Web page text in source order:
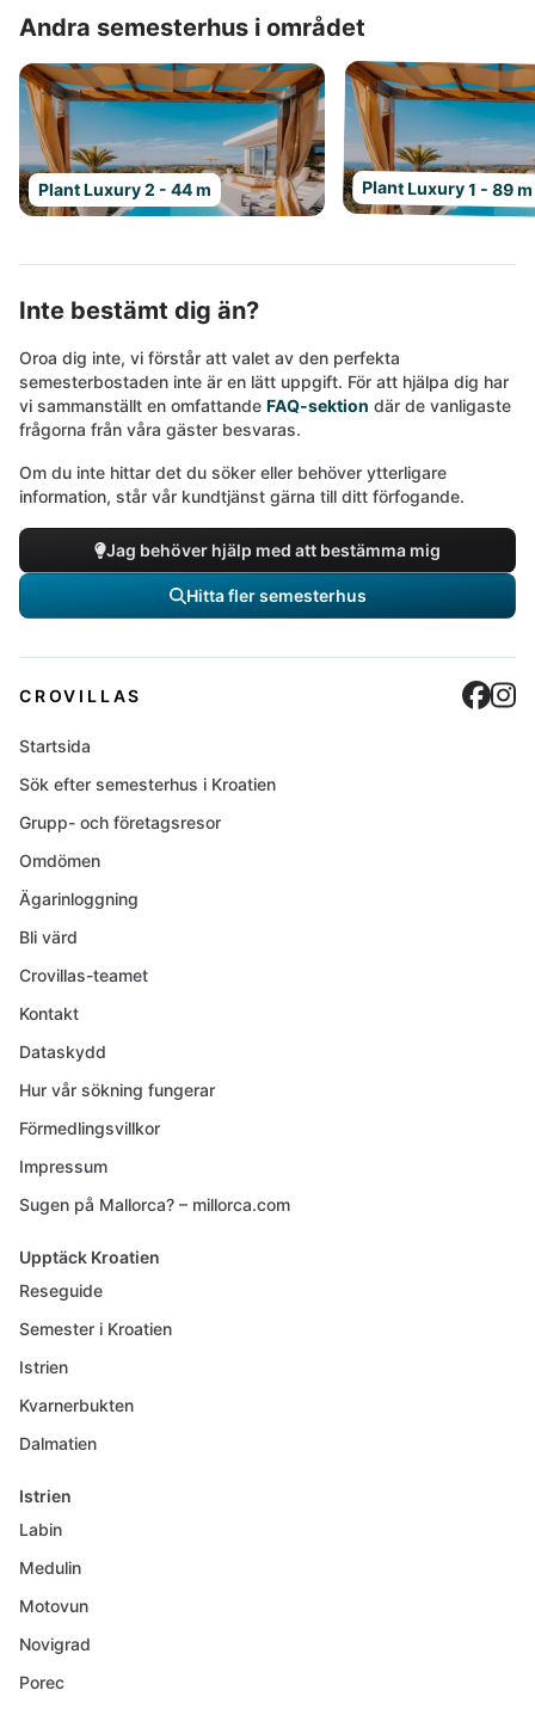
Andra semesterhus i området
Plant Luxury 2 - 44 m Plant Luxury 1 - 89 m
Inte bestämt dig än?
Oroa dig inte, vi förstår att valet av den perfekta
semesterbostaden inte är en lätt uppgift. För att hjälpa dig har
vi sammanställt en omfattande FAQ-sektion där de vanligaste
frågorna från våra gäster besvaras.
Om du inte hittar det du söker eller behöver ytterligare
information, står vår kundtjänst gärna till ditt förfogande.
Jag behöver hjälp med att bestämma mig
Hitta fler semesterhus
CROVILLAS
Startsida
Sök efter semesterhus i Kroatien
Grupp- och företagsresor
Omdömen
Ägarinloggning
Bli värd
Crovillas-teamet
Kontakt
Dataskydd
Hur vår sökning fungerar
Förmedlingsvillkor
Impressum
Sugen på Mallorca? – millorca.com
Upptäck Kroatien
Reseguide
Semester i Kroatien
Istrien
Kvarnerbukten
Dalmatien
Istrien
Labin
Medulin
Motovun
Novigrad
Porec